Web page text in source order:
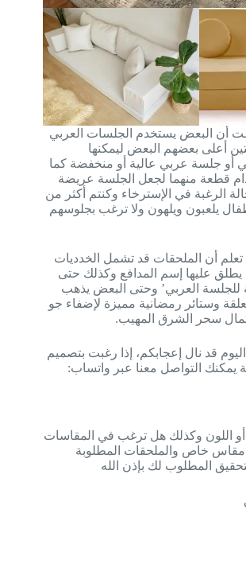
أن البعض يستخدم الجلسات العربي
أعلى بعضهم البعض ليمكنها
أو جلسة عربي عالية أو منخفضة كما
قطعة منهما لجعل الجلسة عريضة
الرغبة في الإسترخاء وكنتم أكثر من
يلعبون ويلهون ولا ترغب بجلوسهم
تعلم أن الملحقات قد تشمل الخدديات
يطلق عليها إسم المدافع وكذلك حتى
العربي’ وحتى البعض يذهب
وستائر رمضانية مميزة لإضفاء جو
سحر الشرق المهيب.
قد نال إعجابكم، إذا رغبت بتصميم
يمكنك التواصل معنا عبر واتساب:
اللون وكذلك هل ترغب في المقاسات
مقاس خاص والملحقات المطلوبة
المطلوب لك بإذن الله